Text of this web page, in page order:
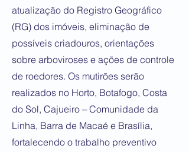
atualização do Registro Geográfico
(RG) dos imóveis, eliminação de
possíveis criadouros, orientações
sobre arboviroses e ações de controle
de roedores. Os mutirões serão
realizados no Horto, Botafogo, Costa
do Sol, Cajueiro – Comunidade da
Linha, Barra de Macaé e Brasília,
fortalecendo o trabalho preventivo